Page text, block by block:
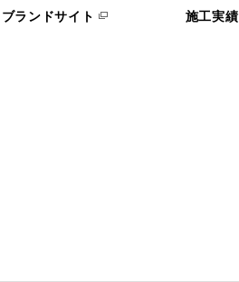
ブランドサイト 施工実績